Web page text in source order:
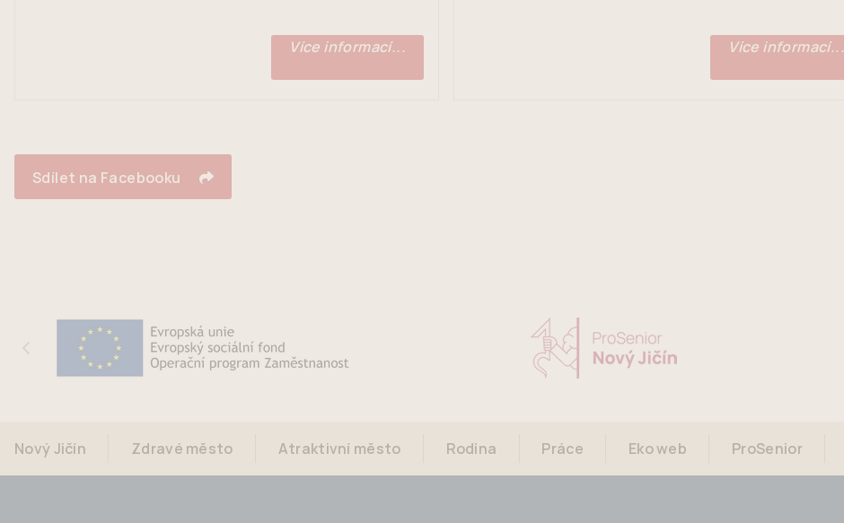
Více informací... Více informací...
Sdílet na Facebooku
Nový Jičín Zdravé město Atraktivní město Rodina Práce Eko web ProSenior